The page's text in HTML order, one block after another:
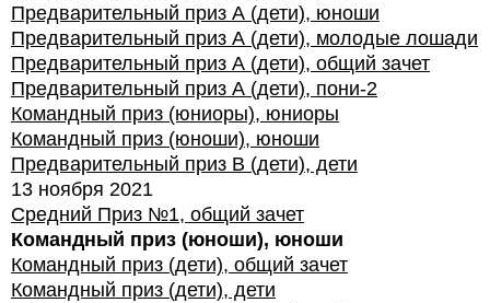
Предварительный приз А (дети), юноши
Предварительный приз А (дети), молодые лошади
Предварительный приз А (дети), общий зачет
Предварительный приз А (дети), пони-2
Командный приз (юниоры), юниоры
Командный приз (юноши), юноши
Предварительный приз В (дети), дети
13 ноября 2021
Средний Приз №1, общий зачет
Командный приз (юноши), юноши
Командный приз (дети), общий зачет
Командный приз (дети), дети